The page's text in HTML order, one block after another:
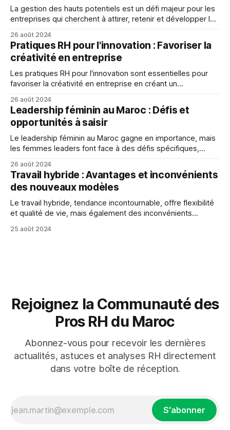
La gestion des hauts potentiels est un défi majeur pour les
entreprises qui cherchent à attirer, retenir et développer les
26 août 2024
Pratiques RH pour l'innovation : Favoriser la
créativité en entreprise
Les pratiques RH pour l'innovation sont essentielles pour
favoriser la créativité en entreprise en créant un
communication, et en récompensant l'innovation.
26 août 2024
Leadership féminin au Maroc : Défis et
opportunités à saisir
Le leadership féminin au Maroc gagne en importance, mais
les femmes leaders font face à des défis spécifiques,
qui les empêchent de réaliser leur plein potentiel.
26 août 2024
Travail hybride : Avantages et inconvénients
des nouveaux modèles
Le travail hybride, tendance incontournable, offre flexibilité
et qualité de vie, mais également des inconvénients
communication.
25 août 2024
Rejoignez la Communauté des
Pros RH du Maroc
Abonnez-vous pour recevoir les dernières
actualités, astuces et analyses RH directement
dans votre boîte de réception.
S'abonner